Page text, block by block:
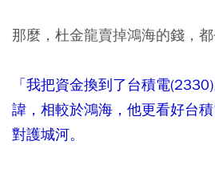
那麼，杜金龍賣掉鴻海的錢，
「我把資金換到了台積電
諱，相較於鴻海，他更看好台
對護城河。